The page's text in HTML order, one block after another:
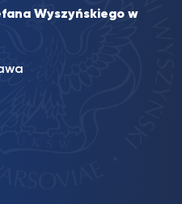
Wyszyńskiego w